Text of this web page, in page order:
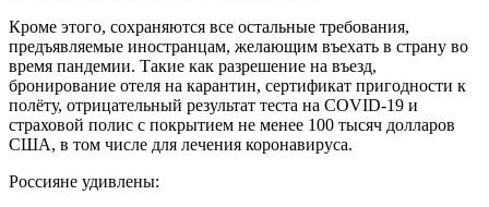
Кроме этого, сохраняются все остальные требования,
предъявляемые иностранцам, желающим въехать в страну во
время пандемии. Такие как разрешение на въезд,
бронирование отеля на карантин, сертификат пригодности к
полёту, отрицательный результат теста на COVID-19 и
страховой полис с покрытием не менее 100 тысяч долларов
США, в том числе для лечения коронавируса.
Россияне удивлены: